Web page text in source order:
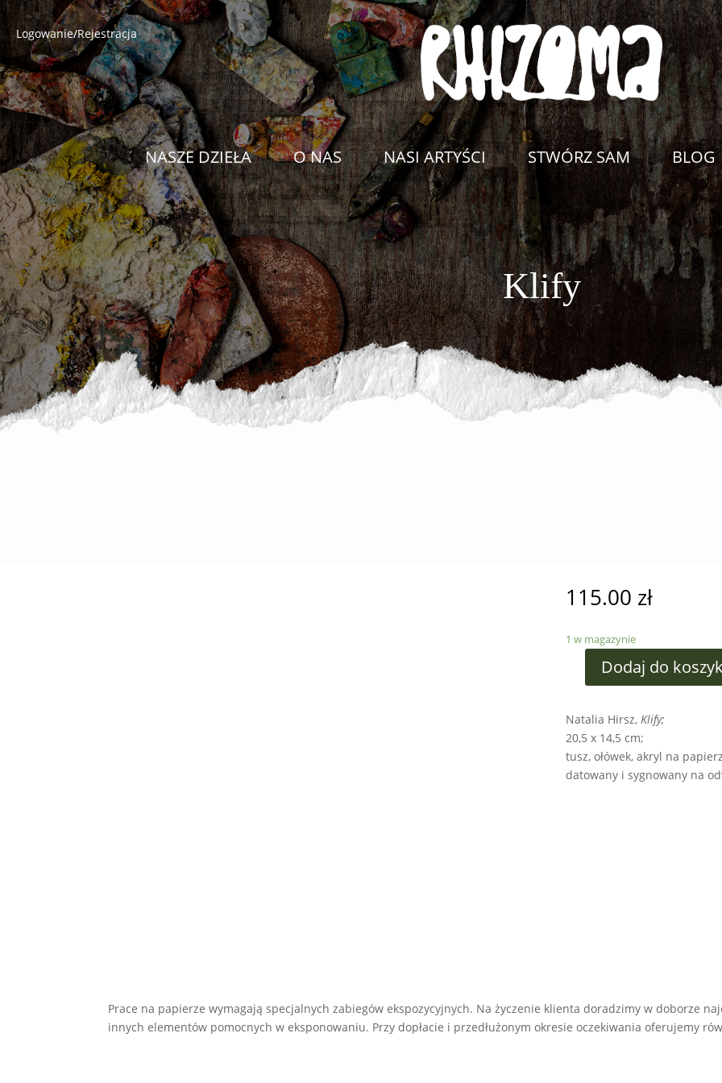
Logowanie/Rejestracja
NASZE DZIEŁA O NAS NASI ARTYŚCI STWÓRZ SAM BLOG
Klify
115.00 zł
1 w magazynie
Dodaj do
Natalia Hirsz, Klify;
20,5 x 14,5 cm;
tusz, ołówek, akryl na
datowany i sygnowany na
Prace na papierze wymagają specjalnych zabiegów ekspozycyjnych. Na życzenie klienta doradzimy w doborze
innych elementów pomocnych w eksponowaniu. Przy dopłacie i przedłużonym okresie oczekiwania oferujemy